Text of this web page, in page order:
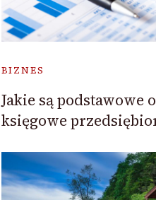
BIZNES
Jakie są podstawowe
księgowe